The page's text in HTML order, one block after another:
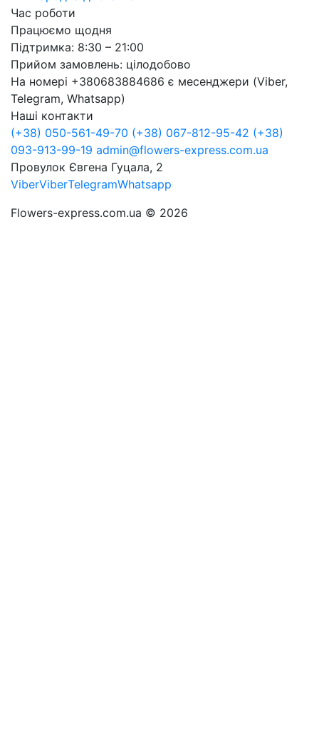
Час роботи
Працюємо щодня
Підтримка: 8:30 – 21:00
Прийом замовлень: цілодобово
На номері +380683884686 є месенджери (Viber,
Telegram, Whatsapp)
Наші контакти
(+38) 050-561-49-70 (+38) 067-812-95-42 (+38)
093-913-99-19 admin@flowers-express.com.ua
Провулок Євгена Гуцала, 2
ViberViberTelegramWhatsapp
Flowers-express.com.ua © 2026